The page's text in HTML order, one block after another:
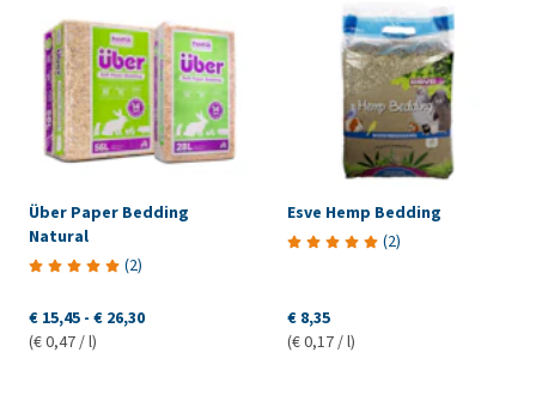
Über Paper Bedding
Natural
(2)
€ 15,45 - € 26,30
(€ 0,47 / l)
Esve Hemp Bedding
(2)
€ 8,35
(€ 0,17 / l)